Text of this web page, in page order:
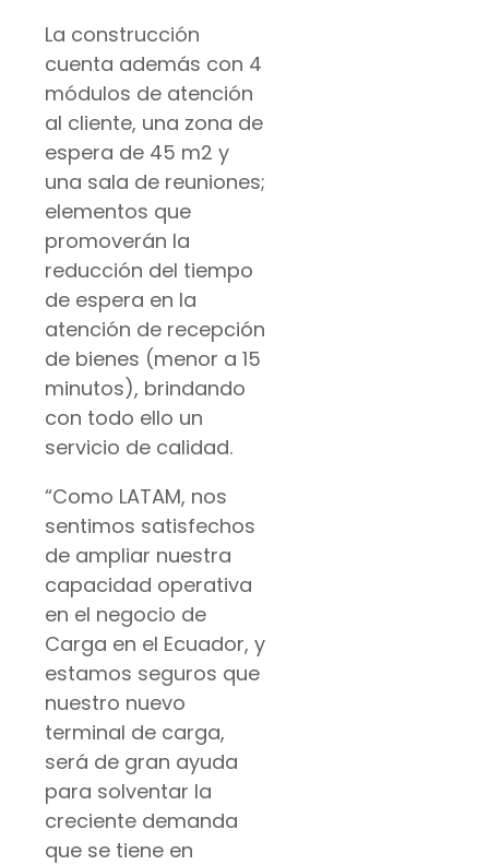
La construcción
cuenta además con 4
módulos de atención
al cliente, una zona de
espera de 45 m2 y
una sala de reuniones;
elementos que
promoverán la
reducción del tiempo
de espera en la
atención de recepción
de bienes (menor a 15
minutos), brindando
con todo ello un
servicio de calidad.
“Como LATAM, nos
sentimos satisfechos
de ampliar nuestra
capacidad operativa
en el negocio de
Carga en el Ecuador, y
estamos seguros que
nuestro nuevo
terminal de carga,
será de gran ayuda
para solventar la
creciente demanda
que se tiene en